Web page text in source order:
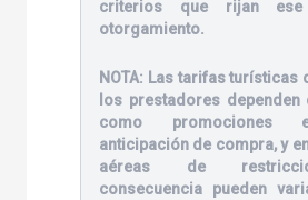
criterios que rijan
otorgamiento.
NOTA: Las tarifas turísticas
los prestadores dependen
como promociones
anticipación de compra, y
aéreas de
consecuencia pueden